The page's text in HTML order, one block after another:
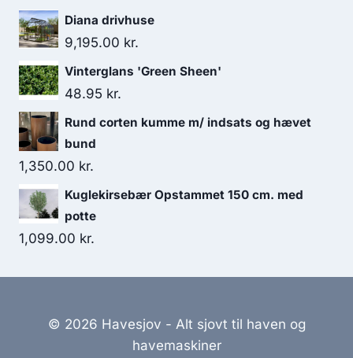
Diana drivhuse
9,195.00 kr.
Vinterglans 'Green Sheen'
48.95 kr.
Rund corten kumme m/ indsats og hævet
bund
1,350.00 kr.
Kuglekirsebær Opstammet 150 cm. med
potte
1,099.00 kr.
© 2026 Havesjov - Alt sjovt til haven og
havemaskiner